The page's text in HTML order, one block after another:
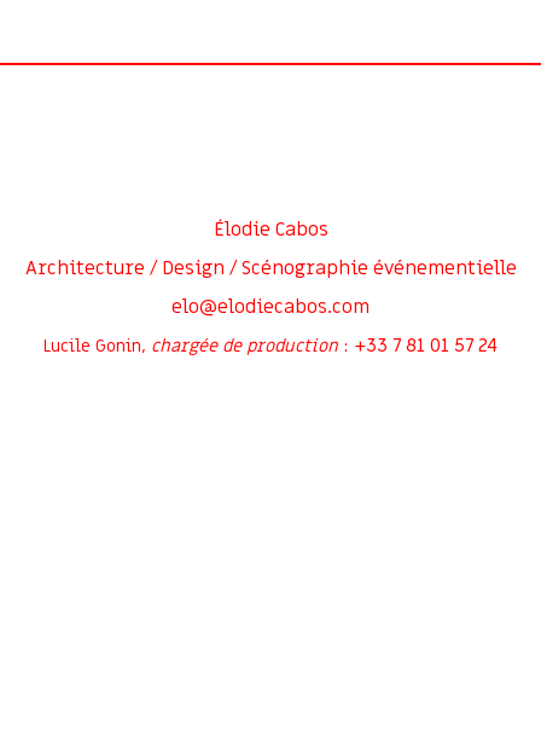
Élodie Cabos
Architecture / Design / Scénographie événementielle
elo@elodiecabos.com
Lucile Gonin, chargée de production : +33 7 81 01 57 24